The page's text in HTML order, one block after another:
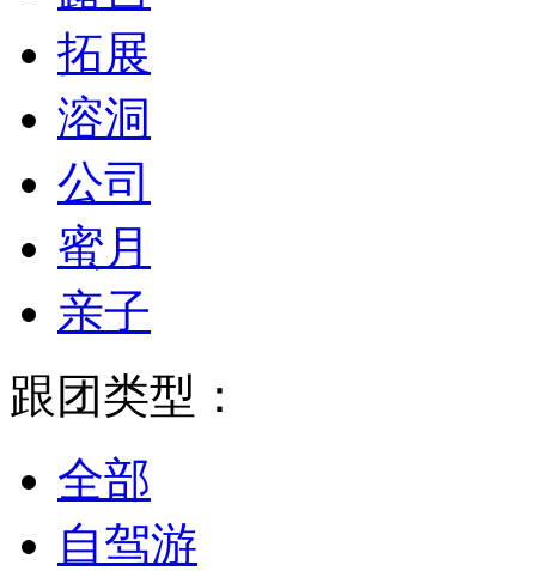
拓展
溶洞
公司
蜜月
亲子
跟团类型：
全部
自驾游